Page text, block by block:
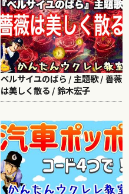
ベルサイユのばら / 主題歌 / 薔薇
は美しく散る / 鈴木宏子